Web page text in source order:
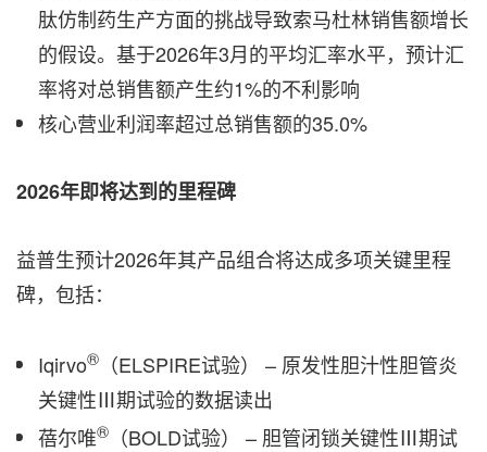
肽仿制药生产方面的挑战导致索马杜林销售额增长
的假设。基于2026年3月的平均汇率水平，预计汇
率将对总销售额产生约1%的不利影响
核心营业利润率超过总销售额的35.0%
2026年即将达到的里程碑
益普生预计2026年其产品组合将达成多项关键里程
碑，包括：
Iqirvo® （ELSPIRE试验） – 原发性胆汁性胆管炎
关键性Ⅲ期试验的数据读出
蓓尔唯® （BOLD试验） – 胆管闭锁关键性Ⅲ期试